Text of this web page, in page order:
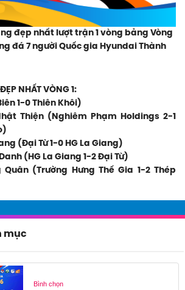
đẹp nhất lượt trận 1 vòng bảng Vòng
đá 7 người Quốc gia Hyundai Thành
NHẤT VÒNG 1:
1-0 Thiên Khôi)
Thiện (Nghiêm Phạm Holdings 2-1
(Đại Từ 1-0 HG La Giang)
(HG La Giang 1-2 Đại Từ)
(Trường Hưng Thế Gia 1-2 Thép
mục
Bình chọn